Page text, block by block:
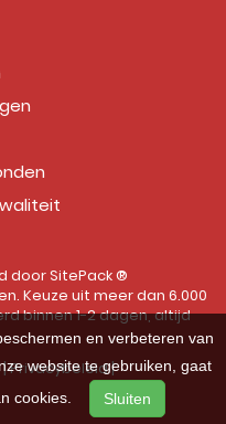
doorSitePack ®
Keuze uit meer dan 6.000
binnen 1-2 dagen, altijd
Privacybeleid
en verbeteren van
website te gebruiken, gaat
cookies.
Sluiten